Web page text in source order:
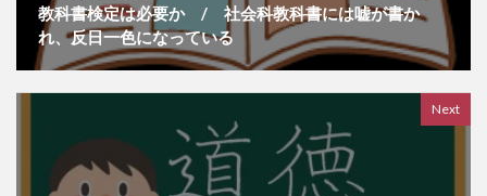
教科書検定は必要か / 社会科教科書には嘘が書か
れ、反日一色になっている
Next